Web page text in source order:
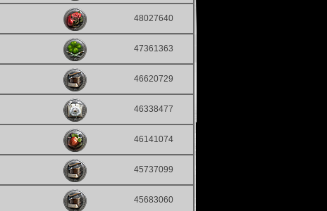
48027640
47361363
46620729
46338477
46141074
45737099
45683060